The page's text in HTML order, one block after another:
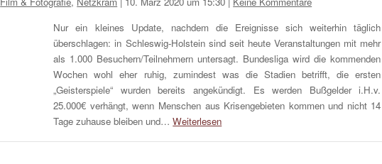
Nur ein kleines Update, nachdem die Ereignisse sich weiterhin täglich
überschlagen: in Schleswig-Holstein sind seit heute Veranstaltungen mit mehr
als 1.000 Besuchern/Teilnehmern untersagt. Bundesliga wird die kommenden
Wochen wohl eher ruhig, zumindest was die Stadien betrifft, die ersten
„Geisterspiele“ wurden bereits angekündigt. Es werden Bußgelder i.H.v.
25.000€ verhängt, wenn Menschen aus Krisengebieten kommen und nicht 14
Tage zuhause bleiben und…Weiterlesen